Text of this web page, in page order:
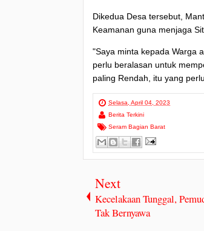
Dikedua Desa tersebut,
Keamanan guna menjaga
"Saya minta kepada Warga
perlu beralasan untuk
paling Rendah, itu yang
Selasa, April 04, 2023
Berita Terkini
Seram Bagian Barat
Next
Kecelakaan Tunggal,
Tak Bernyawa